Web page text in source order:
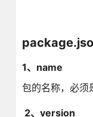
1、name
包的名称，必须
2、version